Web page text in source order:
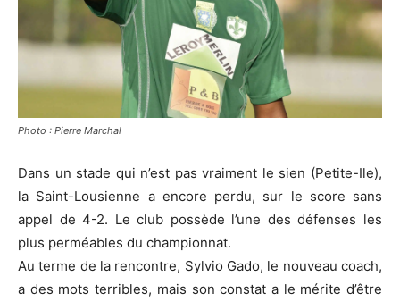
Photo : Pierre Marchal
Dans un stade qui n’est pas vraiment le sien (Petite-Ile),
la Saint-Lousienne a encore perdu, sur le score sans
appel de 4-2. Le club possède l’une des défenses les
plus perméables du championnat.
Au terme de la rencontre, Sylvio Gado, le nouveau coach,
a des mots terribles, mais son constat a le mérite d’être